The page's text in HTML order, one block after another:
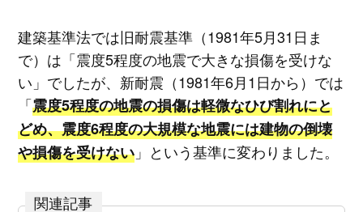
建築基準法では旧耐震基準（1981年5月31日ま
で）は「震度5程度の地震で大きな損傷を受けな
い」でしたが、新耐震（1981年6月1日から）では
「震度5程度の地震の損傷は軽微なひび割れにと
どめ、震度6程度の大規模な地震には建物の倒壊
や損傷を受けない」という基準に変わりました。